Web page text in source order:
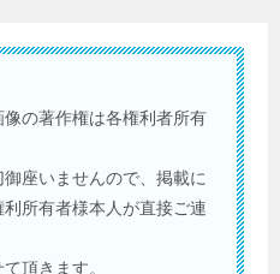
の著作権は各権利者所有
座いませんので、掲載に
所有者様本人が直接ご連
頂きます。